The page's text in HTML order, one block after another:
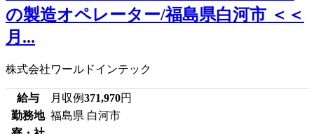
の製造オペレーター/福島県白河市 ＜＜
月...
株式会社ワールドインテック
給与 月収例371,970円
勤務地 福島県 白河市